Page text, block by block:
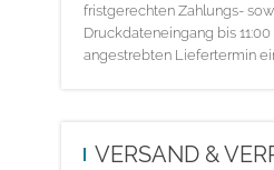
fristgerechten Zahlungs-
Druckdateneingang bis
angestrebten Liefertermin
VERSAND &